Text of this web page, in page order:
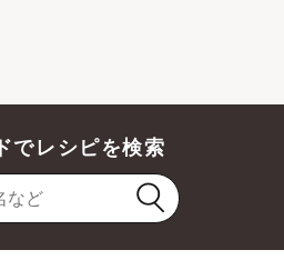
でレシピを検索